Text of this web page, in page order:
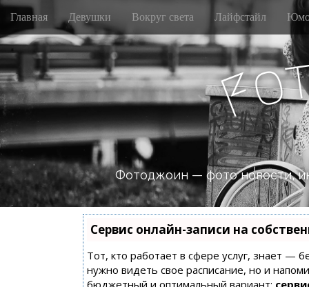
M
i
n
m
e
n
u
S
i
p
t
o
c
o
n
t
e
Главная Девушки Вокруг света Лайфстайл
Fo
Фотоджоин — фото новости,
Сервис онлайн-записи на
Тот, кто работает в сфере услуг, знает —
нужно видеть свое расписание, но и
бюджетный и оптимальный вариант: